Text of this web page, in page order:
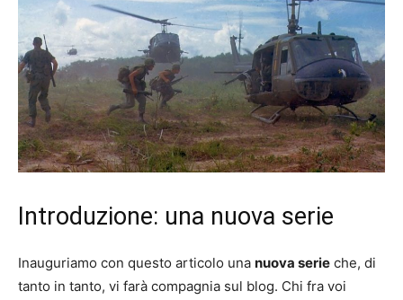
Introduzione: una nuova serie
Inauguriamo con questo articolo una nuova serie che, di
tanto in tanto, vi farà compagnia sul blog. Chi fra voi